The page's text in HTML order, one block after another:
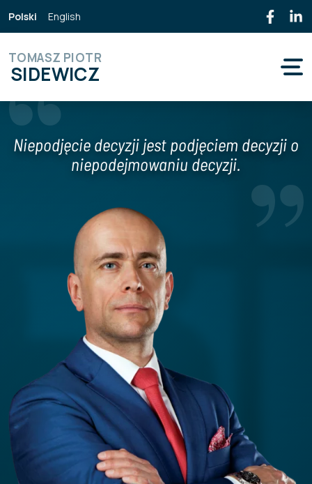
Polski English
TOMASZ PIOTR
SIDEWICZ
Niepodjęcie decyzji jest podjęciem decyzji o
niepodejmowaniu decyzji.